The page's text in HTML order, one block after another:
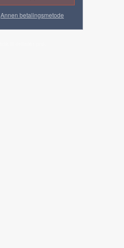
Annen betalingsmetode